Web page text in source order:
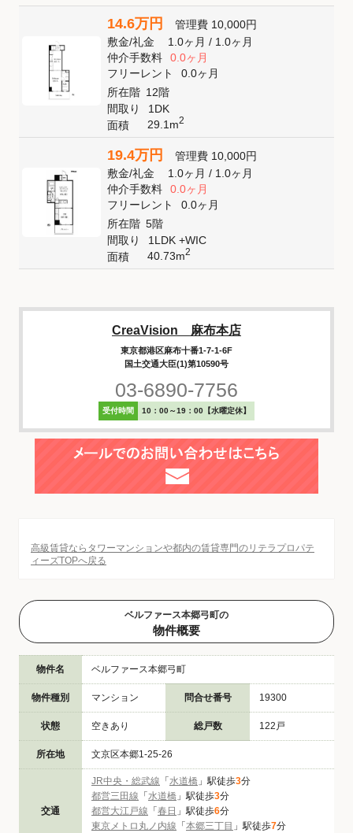
14.6万円 管理費 10,000円
敷金/礼金 1.0ヶ月/ 1.0ヶ月
仲介手数料
0.0ヶ月
フリーレント
0.0ヶ月
所在階 12階
間取り
1DK
面積
29.1m2
19.4万円 管理費 10,000円
敷金/礼金 1.0ヶ月/ 1.0ヶ月
仲介手数料
0.0ヶ月
フリーレント
0.0ヶ月
所在階 5階
間取り
1LDK +WIC
面積
40.73m2
CreaVision 麻布本店
東京都港区麻布十番1-7-1-6F
国土交通大臣(1)第10590号
03-6890-7756
受付時間 10：00～19：00【水曜定休】
高級賃貸ならタワーマンションや都内の賃貸専門のリテラプロパテ
ィーズTOPへ戻る
ベルファース本郷弓町の
物件概要
物件名 ベルファース本郷弓町
物件種別 マンション 問合せ番号 19300
状態 空きあり 総戸数 122戸
所在地 文京区本郷1-25-26
交通
JR中央・総武線 「 水道橋 」駅徒歩3分
都営三田線 「 水道橋 」駅徒歩3分
都営大江戸線 「 春日 」駅徒歩6分
東京メトロ丸ノ内線 「 本郷三丁目 」駅徒歩7分